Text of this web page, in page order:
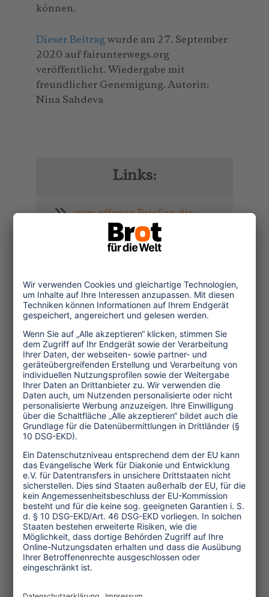
können.
Dieser Beitrag wurde am 27. September
2020 auf fairunterwegs.org
veröffentlicht. Wiedergabe mit
freundlicher Genemigung. Autorin:
Nina Sahdeva
Links:
zum offenen Brief an die
UNWTO
Verwandte Nachrichten
© John Schnobrich_Unsplash
13.12.2022
Die unsichtbaren Kosten
des Tourismus
Viele Urlaubsregionen erfassen die
echten Kosten des Tourismus
nicht. Oft sind die Ausgaben sogar
höher als die Einnahmen aus dem
Tourismus.